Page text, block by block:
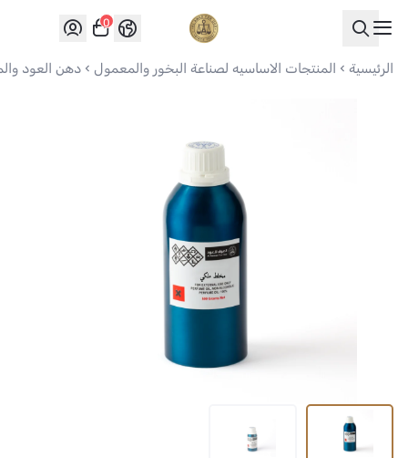
العواد للعود
0
الرئيسية المنتجات الاساسيه لصناعة البخور والمعمول دهن العود